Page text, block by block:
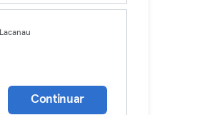
Lacanau
Continuar